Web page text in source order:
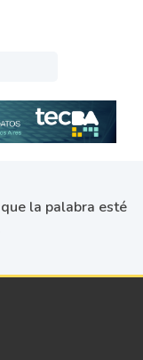
la palabra esté